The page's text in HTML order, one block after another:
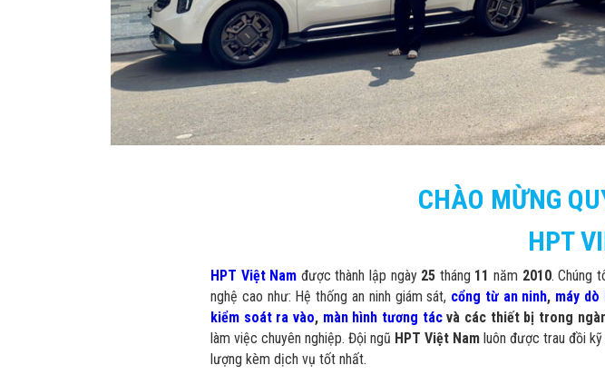
CHÀO MỪNG
HPT
HPT Việt Nam được thành lập ngày 25 tháng 11 năm 2010. Chúng
nghệ cao như: Hệ thống an ninh giám sát, cổng từ an ninh, máy
kiểm soát ra vào, màn hình tương tácvà các thiết bị trong
làm việc chuyên nghiệp. Đội ngũ HPT Việt Nam luôn được trau đồi
lượng kèm dịch vụ tốt nhất.